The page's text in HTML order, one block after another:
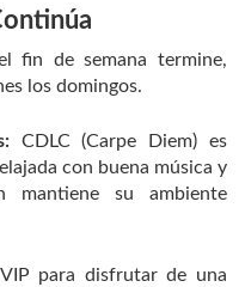
fin de semana termine,
los domingos.
CDLC (Carpe Diem) es
con buena música y
mantiene su ambiente
para disfrutar de una